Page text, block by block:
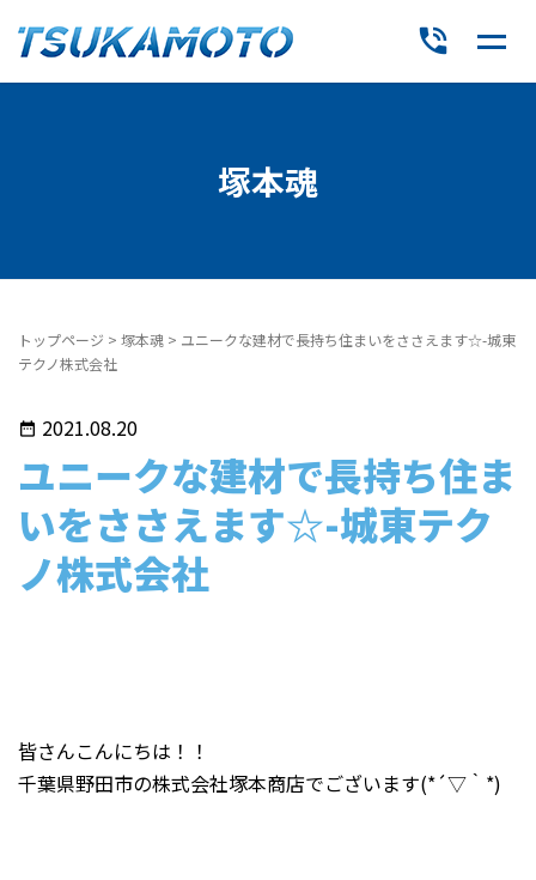
phone_in_talk
塚本魂
トップページ > 塚本魂 > ユニークな建材で長持ち住まいをささえます☆-城東
テクノ株式会社
date_range 2021.08.20
ユニークな建材で長持ち住ま
いをささえます☆-城東テク
ノ株式会社
皆さんこんにちは！！
千葉県野田市の株式会社塚本商店でございます(*´▽｀*)